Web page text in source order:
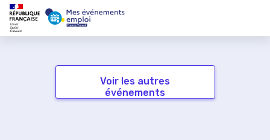
Voir les autres
événements